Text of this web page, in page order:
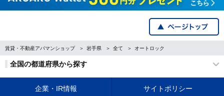
賃貸・不動産アパマンショップ 岩手県 全て オートロック
全国の都道府県から探す
企業・IR情報 サイトポリシー